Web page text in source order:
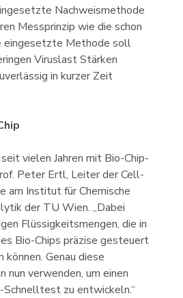
Nachweismethode
Messprinzip wie die schon
Methode soll
Viruslast Stärken
in kurzer Zeit
vielen Jahren mit Bio-Chip-
Peter Ertl, Leiter der Cell-
am Institut für Chemische
der TU Wien. „Dabei
Flüssigkeitsmengen, die in
Bio-Chips präzise gesteuert
Genau diese
nun verwenden, um einen
Schnelltest zu entwickeln.“